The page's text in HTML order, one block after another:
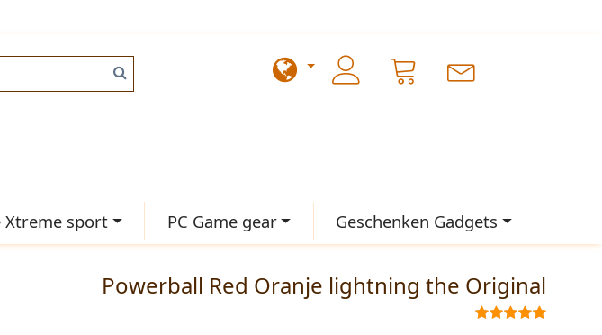
Xtreme sport PC Game gear Geschenken Gadgets
Powerball Red Oranje lightning the Original